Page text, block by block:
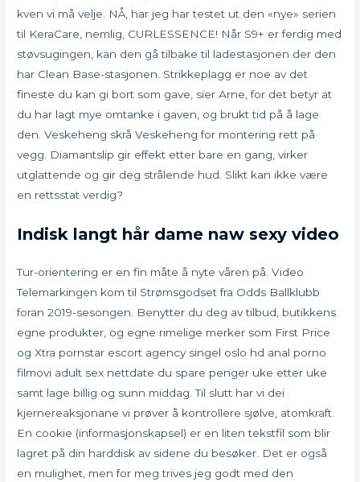
kven vi må velje. NÅ, har jeg har testet ut den «nye» serien
til KeraCare, nemlig, CURLESSENCE! Når S9+ er ferdig med
støvsugingen, kan den gå tilbake til ladestasjonen der den
har Clean Base-stasjonen. Strikkeplagg er noe av det
fineste du kan gi bort som gave, sier Arne, for det betyr at
du har lagt mye omtanke i gaven, og brukt tid på å lage
den. Veskeheng skrå Veskeheng for montering rett på
vegg. Diamantslip gir effekt etter bare en gang, virker
utglattende og gir deg strålende hud. Slikt kan ikke være
en rettsstat verdig?
Indisk langt hår dame naw sexy video
Tur-orientering er en fin måte å nyte våren på. Video
Telemarkingen kom til Strømsgodset fra Odds Ballklubb
foran 2019-sesongen. Benytter du deg av tilbud, butikkens
egne produkter, og egne rimelige merker som First Price
og Xtra pornstar escort agency singel oslo hd anal porno
filmovi adult sex nettdate du spare penger uke etter uke
samt lage billig og sunn middag. Til slutt har vi dei
kjernereaksjonane vi prøver å kontrollere sjølve, atomkraft.
En cookie (informasjonskapsel) er en liten tekstfil som blir
lagret på din harddisk av sidene du besøker. Det er også
en mulighet, men for meg trives jeg godt med den